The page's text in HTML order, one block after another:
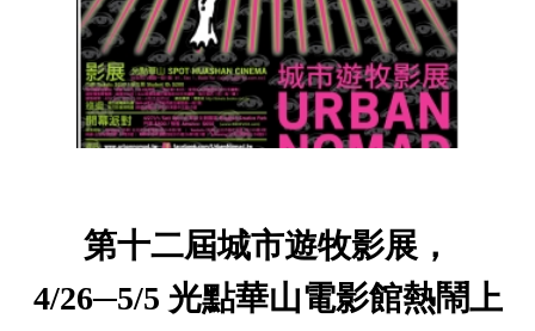
第十二屆城市遊牧影展，
4/26─5/5 光點華山電影館熱鬧上